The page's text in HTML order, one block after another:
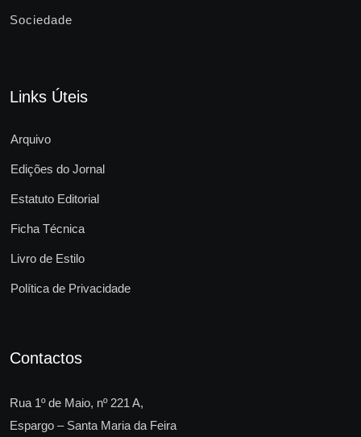
Sociedade
Links Úteis
Arquivo
Edições do Jornal
Estatuto Editorial
Ficha Técnica
Livro de Estilo
Política de Privacidade
Contactos
Rua 1º de Maio, nº 221 A,
Espargo – Santa Maria da Feira